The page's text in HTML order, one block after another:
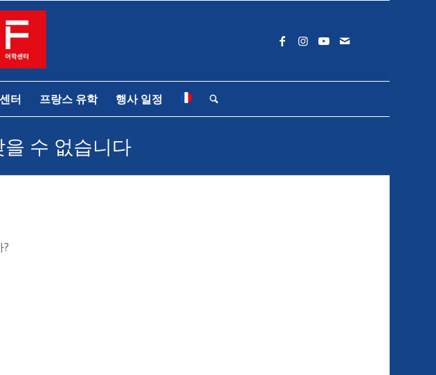
터 프랑스 유학 행사 일정
수 없습니다